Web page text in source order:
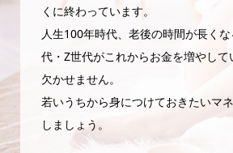
くに終わっています。
人生100年時代、老後の時間が長く
代・Z世代がこれからお金を増やし
欠かせません。
若いうちから身につけておきたいマ
しましょう。